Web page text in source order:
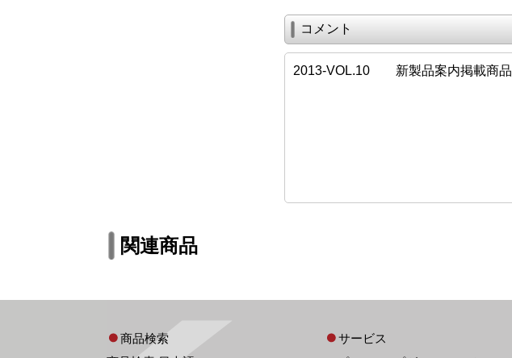
コメント
2013-VOL.10 新製品案内掲載商品
関連商品
商品検索
サービス